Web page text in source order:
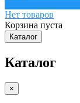
Нет товаров
Корзина пуста
Каталог
Каталог
×